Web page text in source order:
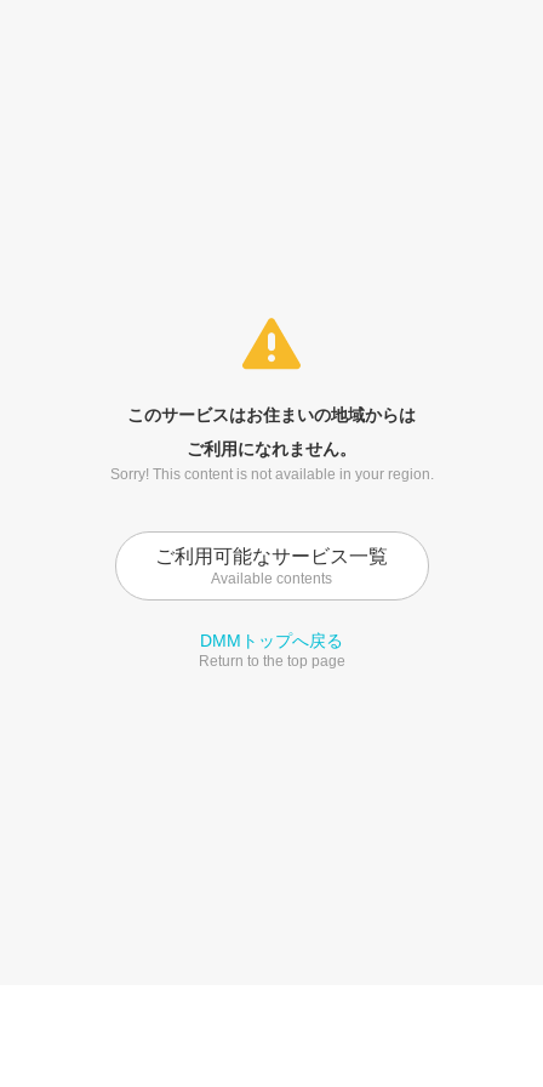
このサービスはお住まいの地域からは
ご利用になれません。
Sorry! This content is not available in your region.
ご利用可能なサービス一覧
Available contents
DMMトップへ戻る
Return to the top page